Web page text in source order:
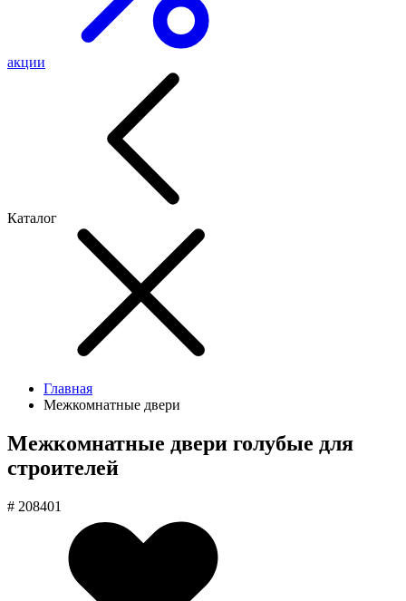
акции
Каталог
Главная
Межкомнатные двери
Межкомнатные двери голубые для
строителей
# 208401